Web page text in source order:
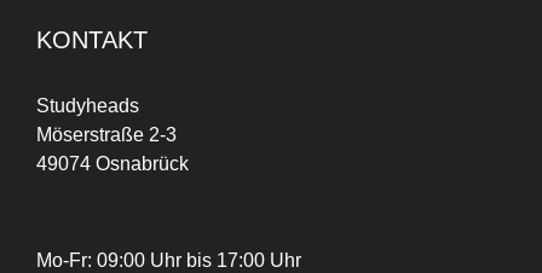
KONTAKT
Studyheads
Möserstraße 2-3
49074 Osnabrück
Mo-Fr: 09:00 Uhr bis 17:00 Uhr